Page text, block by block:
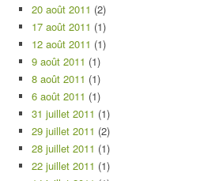
20 août 2011 (2)
17 août 2011 (1)
12 août 2011 (1)
9 août 2011 (1)
8 août 2011 (1)
6 août 2011 (1)
31 juillet 2011 (1)
29 juillet 2011 (2)
28 juillet 2011 (1)
22 juillet 2011 (1)